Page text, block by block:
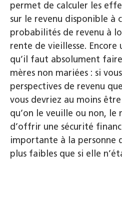
permet de calculer les
sur le revenu disponible à
probabilités de revenu à
rente de vieillesse. Encore
qu’il faut absolument
mères non mariées : si
perspectives de revenu
vous devriez au moins
qu’on le veuille ou non, le
d’offrir une sécurité
importante à la personne
plus faibles que si elle